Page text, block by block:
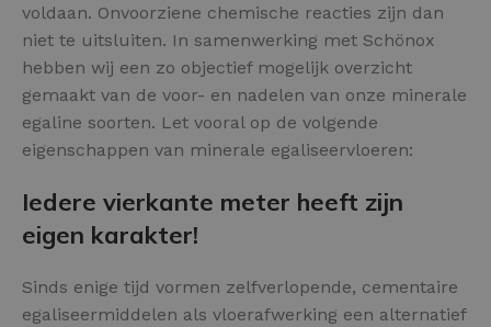
voldaan. Onvoorziene chemische reacties zijn dan
niet te uitsluiten. In samenwerking met Schönox
hebben wij een zo objectief mogelijk overzicht
gemaakt van de voor- en nadelen van onze minerale
egaline soorten. Let vooral op de volgende
eigenschappen van minerale egaliseervloeren:
Iedere vierkante meter heeft zijn
eigen karakter!
Sinds enige tijd vormen zelfverlopende, cementaire
egaliseermiddelen als vloerafwerking een alternatief